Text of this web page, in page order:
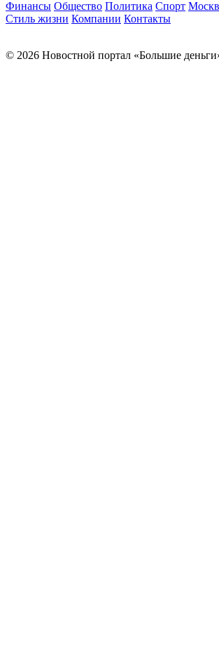
Финансы Общество Политика Спорт
Стиль жизни Компании Контакты
© 2026 Новостной портал «Большие